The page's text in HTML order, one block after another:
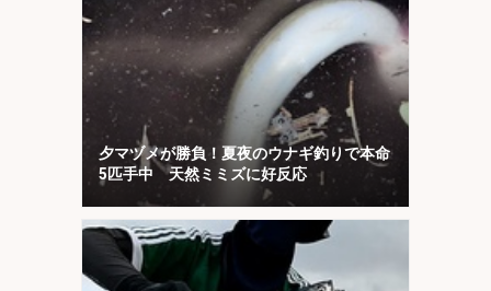
夕マヅメが勝負！夏夜のウナギ釣りで本命
5匹手中 天然ミミズに好反応